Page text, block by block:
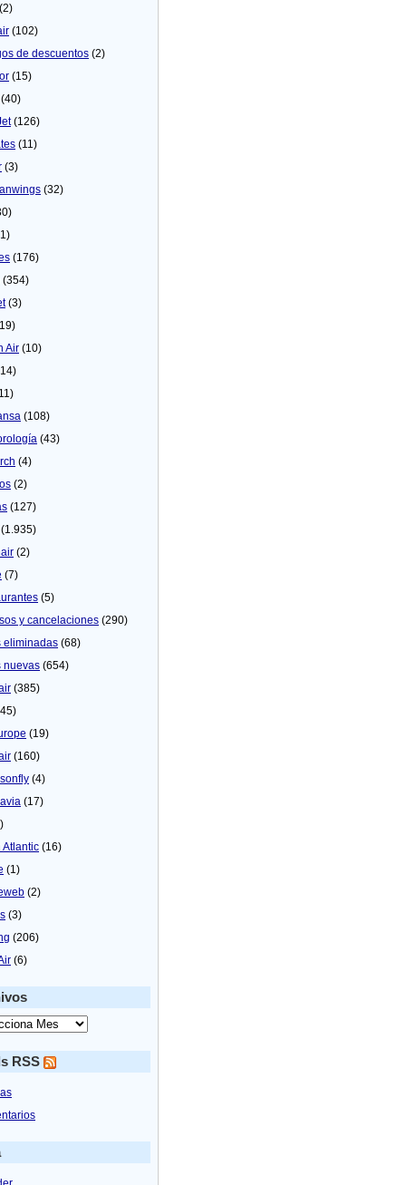
(2)
(102)
de descuentos (2)
(15)
(40)
(126)
(11)
(3)
(32)
(176)
(354)
(3)
Air (10)
(108)
(43)
(4)
(2)
(127)
(1.935)
(2)
(7)
(5)
y cancelaciones (290)
eliminadas (68)
nuevas (654)
(385)
(19)
(160)
(4)
(17)
Atlantic (16)
(1)
(2)
(3)
(206)
(6)
RSS